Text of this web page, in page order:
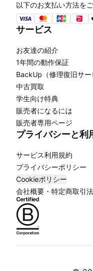
以下のお支払い方法を
サービス
お友達の紹介
1年間の動作保証
BackUp（修理復旧サー
中古買取
学生向け特典
販売者になるには
販売者専用ページ
プライバシーと利
サービス利用規約
プライバシーポリシー
Cookieポリシー
会社概要・特定商取引